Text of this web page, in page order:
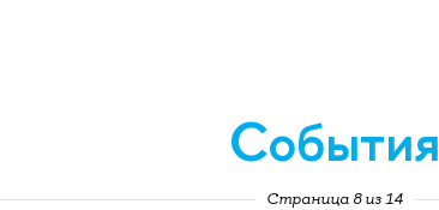
События
Страница 8 из 14